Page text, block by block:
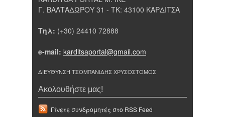
Γ. ΒΑΛΤΑΔΩΡΟΥ 31 - ΤΚ: 43100 ΚΑΡΔΙΤΣΑ
Τηλ: (+30) 24410 72888
e-mail: karditsaportal@gmail.com
ΔΙΕΥΘΥΝΣΗ ΤΣΟΜΠΑΝΙΔΗΣ ΧΡΥΣΟΣΤΟΜΟΣ
Ακολουθήστε μας!
Γίνετε συνδρομητές στο RSS Feed